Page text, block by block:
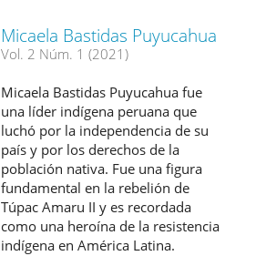
Micaela Bastidas Puyucahua
Vol. 2 Núm. 1 (2021)
Micaela Bastidas Puyucahua fue
una líder indígena peruana que
luchó por la independencia de su
país y por los derechos de la
población nativa. Fue una figura
fundamental en la rebelión de
Túpac Amaru II y es recordada
como una heroína de la resistencia
indígena en América Latina.